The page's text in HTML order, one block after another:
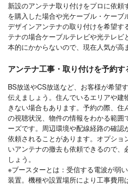
新設のアンテナ取り付けをプロに依頼
を購入した場合や光ケーブル・ケーブ
デザインアンテナの取り付けを希望す
テナの場合ケーブルテレビや光テレビ
本的にかからないので、現在人気が高
アンテナ工事・取り付けを予約す
BS放送やCS放送など、お客様が希望
伝えましょう。住んでいるエリアや建
きない場合もあります。予約の際、
の視聴状況、物件の情報をわかる範囲
ーズです。周辺環境や配線経路の確認
依頼されることがあります。オプショ
いアンテナの撤去も依頼できるので、
しょう。
※ブースターとは：受信する電波が弱
装置。機種や設置場所により工事費用